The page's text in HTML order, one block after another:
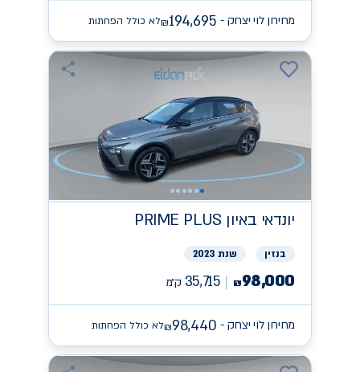
מחירון לוי יצחק - ₪194,695 לא כולל הפחתות
יונדאי PRIME PLUS באיון
בנזין שנת 2023
₪98,000
35,715 ק״מ
מחירון לוי יצחק - ₪98,440 לא כולל הפחתות